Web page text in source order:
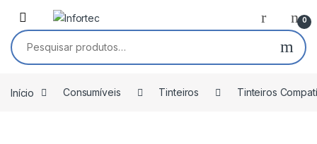
Saltar para navegação
Pular para o conteúdo
0
Pesquisar por:
Início Consumíveis Tinteiros Tinteiros